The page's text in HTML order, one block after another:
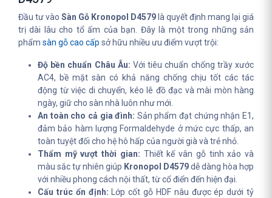
Đầu tư vào Sàn Gỗ Kronopol D4579 là quyết định mang lại giá
trị dài lâu cho tổ ấm của bạn. Đây là một trong những sản
phẩm sàn gỗ cao cấp sở hữu nhiều ưu điểm vượt trội:
Độ bền chuẩn Châu Âu: Với tiêu chuẩn chống trầy xước
AC4, bề mặt sàn có khả năng chống chịu tốt các tác
động từ việc di chuyển, kéo lê đồ đạc và mài mòn hàng
ngày, giữ cho sàn nhà luôn như mới.
An toàn cho cả gia đình: Sản phẩm đạt chứng nhận E1,
đảm bảo hàm lượng Formaldehyde ở mức cực thấp, an
toàn tuyệt đối cho hệ hô hấp của người già và trẻ nhỏ.
Thẩm mỹ vượt thời gian: Thiết kế vân gỗ tinh xảo và
màu sắc tự nhiên giúp Kronopol D4579dễ dàng hòa hợp
với nhiều phong cách nội thất, từ cổ điển đến hiện đại.
Cấu trúc ổn định: Lớp cốt gỗ HDF nâu được ép dưới tỷ